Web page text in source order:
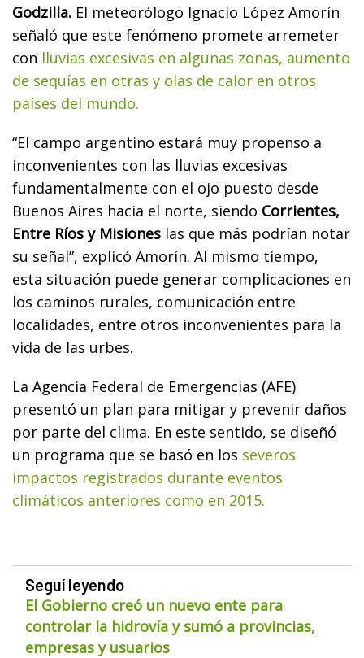
Godzilla. El meteorólogo Ignacio López Amorín
señaló que este fenómeno promete arremeter
con lluvias excesivas en algunas zonas, aumento
de sequías en otras y olas de calor en otros
países del mundo.
“El campo argentino estará muy propenso a
inconvenientes con las lluvias excesivas
fundamentalmente con el ojo puesto desde
Buenos Aires hacia el norte, siendo Corrientes,
Entre Ríos y Misiones las que más podrían notar
su señal”, explicó Amorín. Al mismo tiempo,
esta situación puede generar complicaciones en
los caminos rurales, comunicación entre
localidades, entre otros inconvenientes para la
vida de las urbes.
La Agencia Federal de Emergencias (AFE)
presentó un plan para mitigar y prevenir daños
por parte del clima. En este sentido, se diseñó
un programa que se basó en los severos
impactos registrados durante eventos
climáticos anteriores como en 2015.
Seguí leyendo
El Gobierno creó un nuevo ente para
controlar la hidrovía y sumó a provincias,
empresas y usuarios